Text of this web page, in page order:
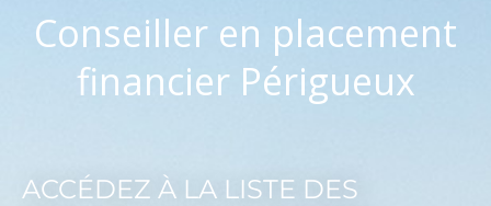
Conseiller en placement
financier Périgueux
ACCÉDEZ À LA LISTE DES